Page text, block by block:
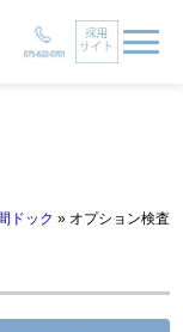
ドック » オプション検査